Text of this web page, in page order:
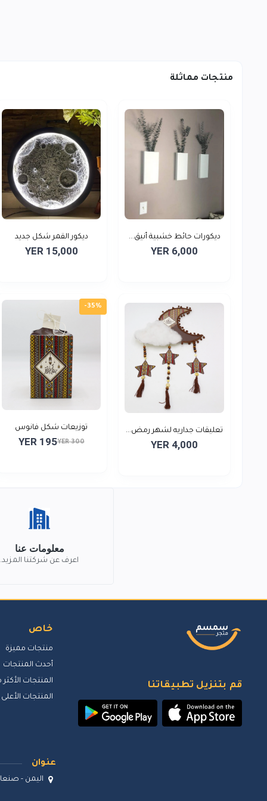
منتجات مماثلة
ديكورات حائط خشبية أنيق...
YER 6,000
ديكور القمر شكل جديد
YER 15,000
تعليقات جداريه لشهر رمض...
YER 4,000
-35%
توزيعات شكل فانوس
YER 300
YER 195
معلومات عنا
اعرف عن شركتنا المزيد.
قم بتنزيل تطبيقاتنا
خاص
منتجات مميزة
أحدث المنتجات
المنتجات الأكثر
المنتجات
عنوان
اليمن -